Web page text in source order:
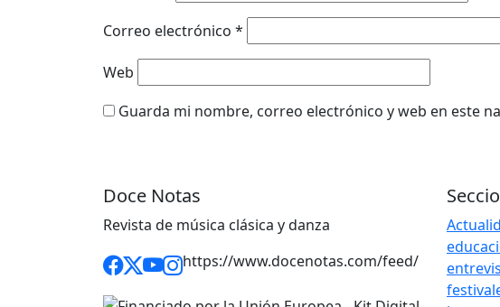
Correo electrónico *
Web
Guarda mi nombre, correo electrónico y web en este
Doce Notas
Revista de música clásica y danza
https://www.docenotas.com/feed/